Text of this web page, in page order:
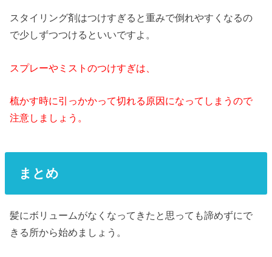
スタイリング剤はつけすぎると重みで倒れやすくなるの
で少しずつつけるといいですよ。
スプレーやミストのつけすぎは、
梳かす時に引っかかって切れる原因になってしまうので
注意しましょう。
まとめ
髪にボリュームがなくなってきたと思っても諦めずにで
きる所から始めましょう。